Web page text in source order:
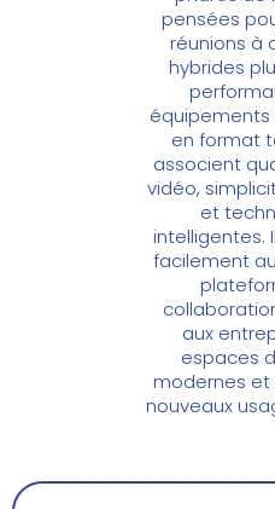
pensées
réunions à
hybrides
équipements
en format
associent
vidéo,
et
intelligentes.
facilement
aux
espaces
modernes
nouveaux